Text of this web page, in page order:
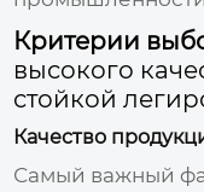
Критерии
высокого
стойкой
Качество
Самый важный